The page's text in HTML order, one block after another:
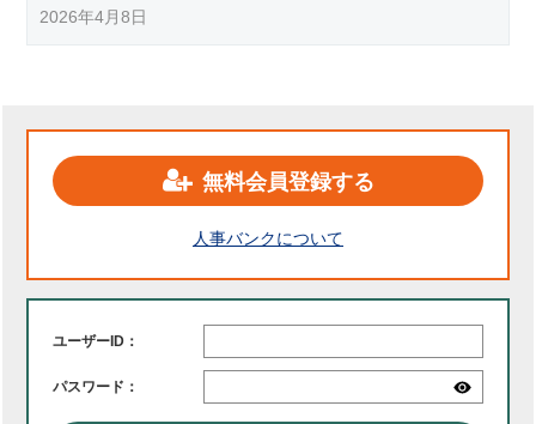
2026年4月8日
無料会員登録する
人事バンクについて
ユーザーID：
パスワード：